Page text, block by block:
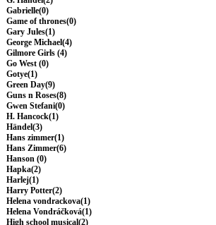
Gabrielle(0)
Game of thrones(0)
Gary Jules(1)
George Michael(4)
Gilmore Girls (4)
Go West (0)
Gotye(1)
Green Day(9)
Guns n Roses(8)
Gwen Stefani(0)
H. Hancock(1)
Händel(3)
Hans zimmer(1)
Hans Zimmer(6)
Hanson (0)
Hapka(2)
Harlej(1)
Harry Potter(2)
Helena vondrackova(1)
Helena Vondráčková(1)
High school musical(2)